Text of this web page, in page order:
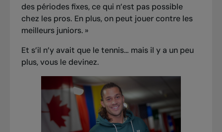
des périodes fixes, ce qui n’est pas possible
chez les pros. En plus, on peut jouer contre les
meilleurs juniors. »
Et s’il n’y avait que le tennis… mais il y a un peu
plus, vous le devinez.